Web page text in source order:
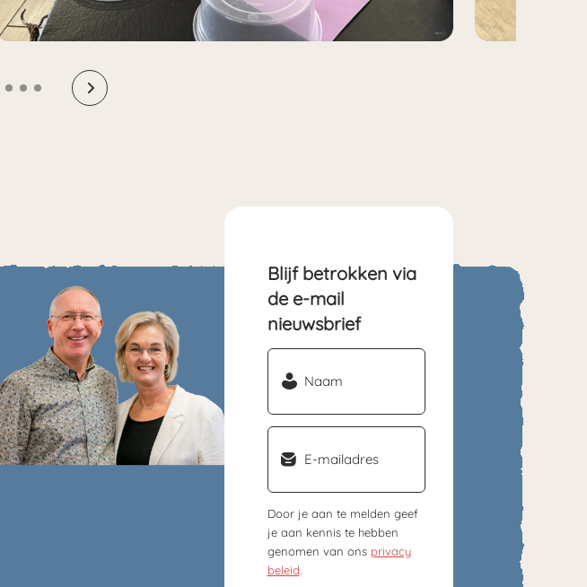
Blijf betrokken via
de e-mail
nieuwsbrief
Naam
Email
Door je aan te melden geef
je aan kennis te hebben
genomen van ons privacy
beleid.